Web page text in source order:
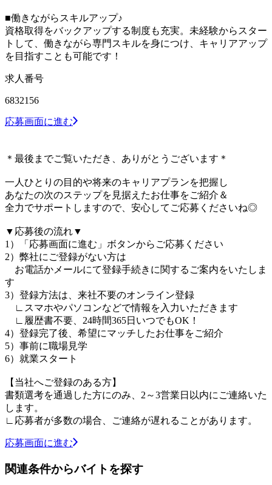
■働きながらスキルアップ♪
資格取得をバックアップする制度も充実。未経験からスター
トして、働きながら専門スキルを身につけ、キャリアアップ
を目指すことも可能です！
求人番号
6832156
応募画面に進む
＊最後までご覧いただき、ありがとうございます＊
一人ひとりの目的や将来のキャリアプランを把握し
あなたの次のステップを見据えたお仕事をご紹介＆
全力でサポートしますので、安心してご応募くださいね◎
▼応募後の流れ▼
1）「応募画面に進む」ボタンからご応募ください
2）弊社にご登録がない方は
お電話かメールにて登録手続きに関するご案内をいたしま
す
3）登録方法は、来社不要のオンライン登録
∟スマホやパソコンなどで情報を入力いただきます
∟履歴書不要、24時間365日いつでもOK！
4）登録完了後、希望にマッチしたお仕事をご紹介
5）事前に職場見学
6）就業スタート
【当社へご登録のある方】
書類選考を通過した方にのみ、2～3営業日以内にご連絡いた
します。
∟応募者が多数の場合、ご連絡が遅れることがあります。
応募画面に進む
関連条件からバイトを探す